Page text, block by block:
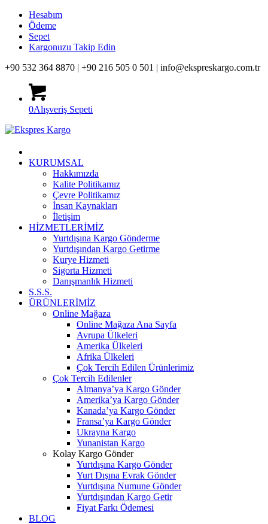
Hesabım
Ödeme
Sepet
Kargonuzu Takip Edin
+90 532 364 8870 | +90 216 505 0 501 | info@ekspreskargo.com.tr
0Alışveriş Sepeti
KURUMSAL
Hakkımızda
Kalite Politikamız
Çevre Politikamız
İnsan Kaynakları
İletişim
HİZMETLERİMİZ
Yurtdışına Kargo Gönderme
Yurtdışından Kargo Getirme
Kurye Hizmeti
Sigorta Hizmeti
Danışmanlık Hizmeti
S.S.S.
ÜRÜNLERİMİZ
Online Mağaza
Online Mağaza Ana Sayfa
Avrupa Ülkeleri
Amerika Ülkeleri
Afrika Ülkeleri
Çok Tercih Edilen Ürünlerimiz
Çok Tercih Edilenler
Almanya’ya Kargo Gönder
Amerika’ya Kargo Gönder
Kanada’ya Kargo Gönder
Fransa’ya Kargo Gönder
Ukrayna Kargo
Yunanistan Kargo
Kolay Kargo Gönder
Yurtdışına Kargo Gönder
Yurt Dışına Evrak Gönder
Yurtdışına Numune Gönder
Yurtdışından Kargo Getir
Fiyat Farkı Ödemesi
BLOG